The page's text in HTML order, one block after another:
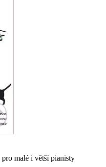
malé i větší pianisty